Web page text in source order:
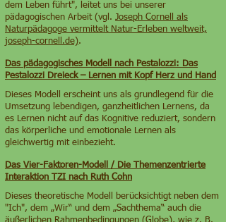
dem Leben führt", leitet uns bei unserer
pädagogischen Arbeit (vgl. Joseph Cornell als
Naturpädagoge vermittelt Natur-Erleben weltweit,
joseph-cornell.de).
Das pädagogisches Modell nach Pestalozzi: Das
Pestalozzi Dreieck – Lernen mit Kopf Herz und Hand
Dieses Modell erscheint uns als grundlegend für die
Umsetzung lebendigen, ganzheitlichen Lernens, da
es Lernen nicht auf das Kognitive reduziert, sondern
das körperliche und emotionale Lernen als
gleichwertig mit einbezieht.
Das Vier-Faktoren-Modell / Die Themenzentrierte
Interaktion TZI nach Ruth Cohn
Dieses theoretische Modell berücksichtigt neben dem
"Ich", dem „Wir“ und dem „Sachthema“ auch die